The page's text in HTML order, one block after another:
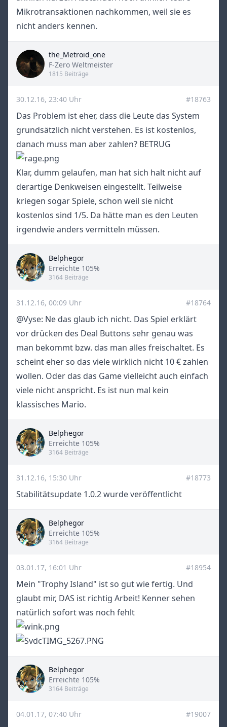
Mikrotransaktionen nachkommen, weil sie es
nicht anders kennen.
the_Metroid_one
Title
F-Zero Weltmeister
1815 Beiträge
30.12.16, 23:40 Uhr #18763
Das Problem ist eher, dass die Leute das System
grundsätzlich nicht verstehen. Es ist kostenlos,
danach muss man aber zahlen? BETRUG
Klar, dumm gelaufen, man hat sich halt nicht auf
derartige Denkweisen eingestellt. Teilweise
kriegen sogar Spiele, schon weil sie nicht
kostenlos sind 1/5. Da hätte man es den Leuten
irgendwie anders vermitteln müssen.
Belphegor
Title
Erreichte 105%
3164 Beiträge
31.12.16, 00:09 Uhr #18764
@Vyse: Ne das glaub ich nicht. Das Spiel erklärt
vor drücken des Deal Buttons sehr genau was
man bekommt bzw. das man alles freischaltet. Es
scheint eher so das viele wirklich nicht 10 € zahlen
wollen. Oder das das Game vielleicht auch einfach
viele nicht anspricht. Es ist nun mal kein
klassisches Mario.
Belphegor
Title
Erreichte 105%
3164 Beiträge
31.12.16, 15:30 Uhr #18773
Stabilitätsupdate 1.0.2 wurde veröffentlicht
Belphegor
Title
Erreichte 105%
3164 Beiträge
03.01.17, 16:01 Uhr #18954
Mein "Trophy Island" ist so gut wie fertig. Und
glaubt mir, DAS ist richtig Arbeit! Kenner sehen
natürlich sofort was noch fehlt
Belphegor
Title
Erreichte 105%
3164 Beiträge
04.01.17, 07:40 Uhr #19007